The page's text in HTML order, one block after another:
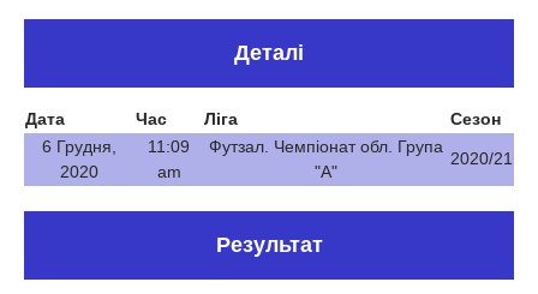
Деталі
Дата Час Ліга
Сезон
6 Грудня,
2020
11:09
am
Футзал. Чемпіонат обл. Група
"А"
2020/21
Результат